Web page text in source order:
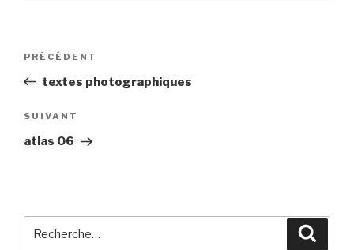
Navigation
l’article
Article
précédent
PRÉCÉDENT
textes photographiques
Article
suivant
SUIVANT
atlas 06